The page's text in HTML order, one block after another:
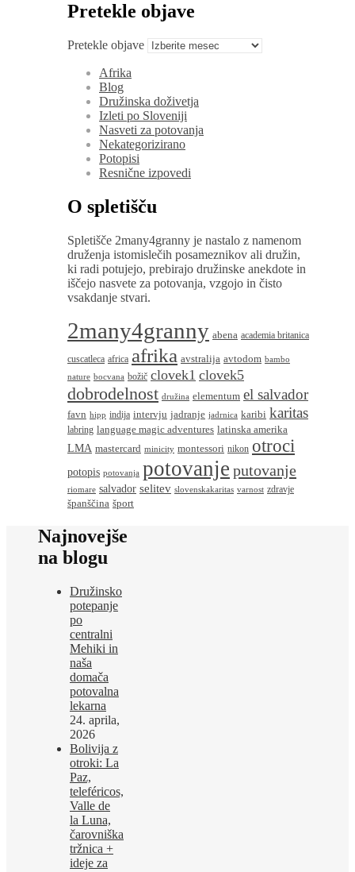
Pretekle objave
Pretekle objave
Afrika
Blog
Družinska doživetja
Izleti po Sloveniji
Nasveti za potovanja
Nekategorizirano
Potopisi
Resnične izpovedi
O spletišču
Spletišče 2many4granny je nastalo z namenom
druženja istomislečih posameznikov ali družin,
ki radi potujejo, prebirajo družinske anekdote in
iščejo nasvete za potovanja, vzgojo in čisto
vsakdanje stvari.
2many4granny abena academia britanica
cuscatleca africa afrika avstralija avtodom bambo
nature bocvana božič clovek1 clovek5
dobrodelnost družina elementum el salvador
favn hipp indija intervju jadranje jadrnica karibi karitas
labring language magic adventures latinska amerika
LMA mastercard minicity montessori nikon otroci
potopis potovanja potovanje putovanje
riomare salvador selitev slovenskakaritas varnost zdravje
španščina šport
Najnovejše
na blogu
Družinsko
potepanje
po
centralni
Mehiki in
naša
domača
potovalna
lekarna
24. aprila,
2026
Bolivija z
otroki: La
Paz,
teleféricos,
Valle de
la Luna,
čarovniška
tržnica +
ideje za